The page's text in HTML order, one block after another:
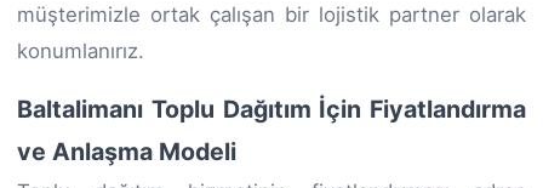
müşterimizle ortak çalışan bir lojistik partner olarak
konumlanırız.
Baltalimanı Toplu Dağıtım İçin Fiyatlandırma
ve Anlaşma Modeli